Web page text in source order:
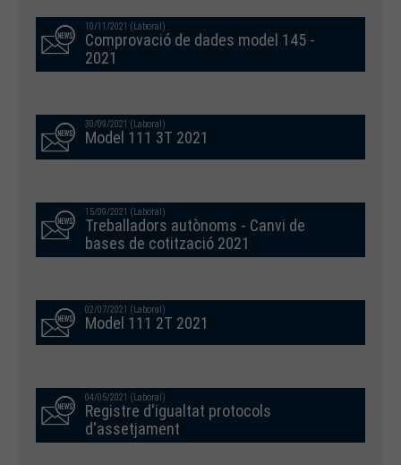
10/11/2021 (Laboral)
Comprovació de dades model 145 -
2021
30/09/2021 (Laboral)
Model 111 3T 2021
15/09/2021 (Laboral)
Treballadors autònoms - Canvi de
bases de cotització 2021
02/07/2021 (Laboral)
Model 111 2T 2021
04/05/2021 (Laboral)
Registre d'igualtat protocols
d'assetjament